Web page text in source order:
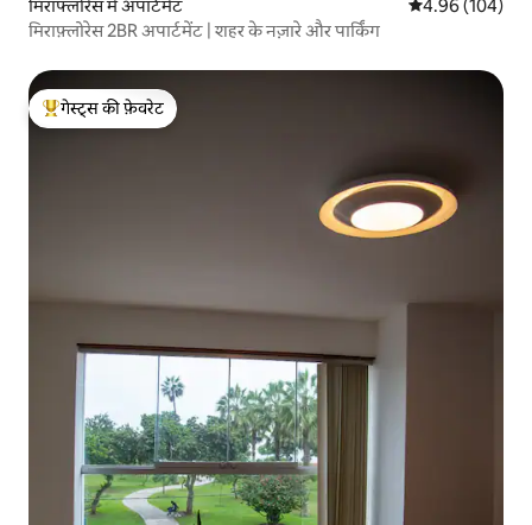
मिराफ्लोरेस में अपार्टमेंट औसत रेटिंग 5 में से
4.96 (104)
मिराफ़्लोरेस 2BR अपार्टमेंट | शहर के नज़ारे और पार्किंग
गेस्ट्स का टॉप फ़ेवरेट
गेस्ट्स की फ़ेवरेट